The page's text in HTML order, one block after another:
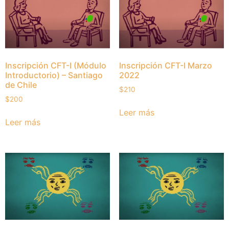
Inscripción CFT-I (Módulo
Introductorio) – Santiago
de Chile
$200
Leer más
Inscripción CFT-I Marzo
2022
$210
Leer más